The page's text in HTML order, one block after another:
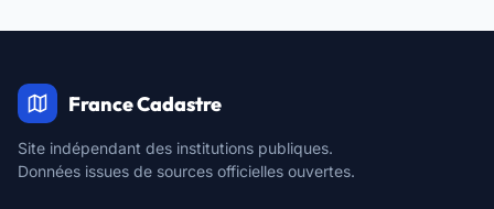
France Cadastre
Site indépendant des institutions publiques.
Données issues de sources officielles ouvertes.